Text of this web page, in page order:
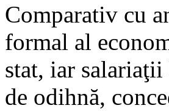
Comparativ cu
formal al
stat, iar
de odihnă,